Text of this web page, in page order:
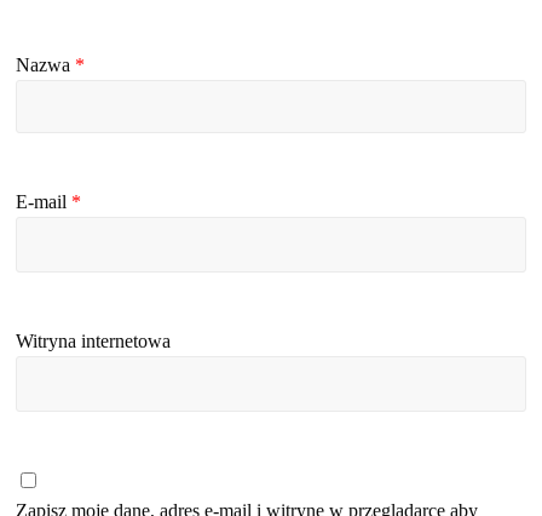
Nazwa *
E-mail *
Witryna internetowa
Zapisz moje dane, adres e-mail i witrynę w przeglądarce aby